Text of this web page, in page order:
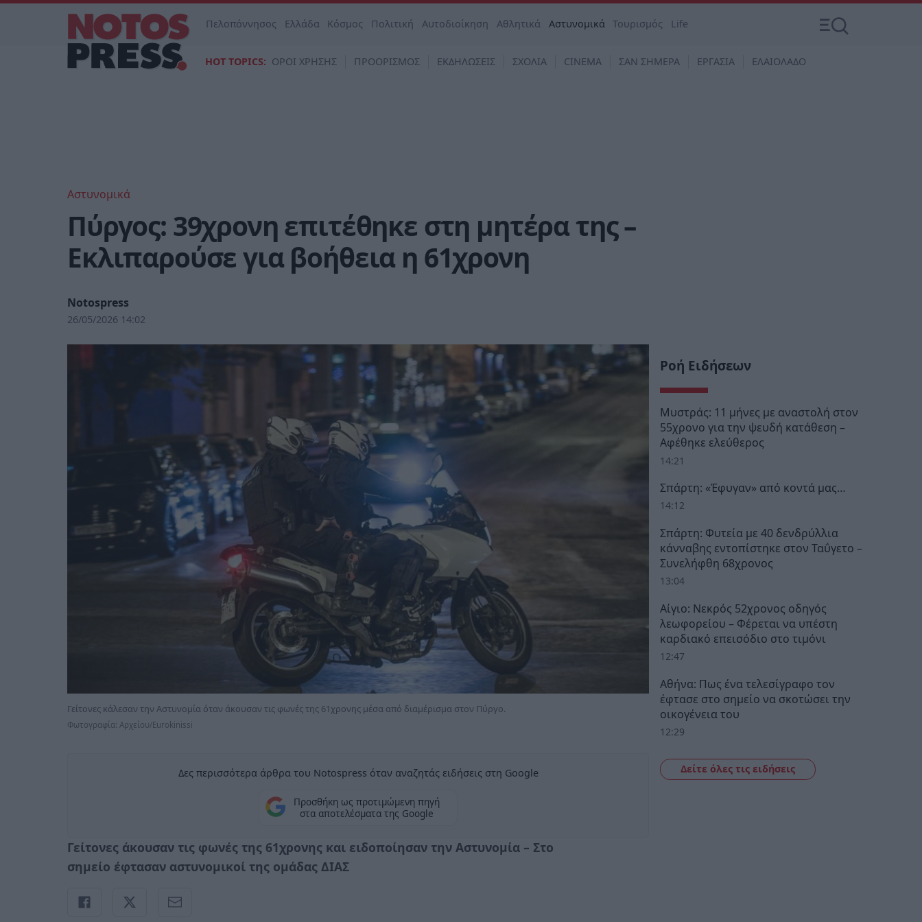
Πελοπόννησος Ελλάδα Κόσμος Πολιτική Αυτοδιοίκηση Αθλητικά Αστυνομικά Τουρισμός Life
HOT TOPICS: ΟΡΟΙ ΧΡΗΣΗΣ ΠΡΟΟΡΙΣΜΟΣ ΕΚΔΗΛΩΣΕΙΣ ΣΧΟΛΙΑ CINEMA ΣΑΝ ΣΗΜΕΡΑ ΕΡΓΑΣΙΑ ΕΛΑΙΟΛΑΔΟ
Αστυνομικά
Πύργος: 39χρονη επιτέθηκε στη μητέρα της –
Εκλιπαρούσε για βοήθεια η 61χρονη
Notospress
26/05/2026 14:02
Γείτονες κάλεσαν την Αστυνομία όταν άκουσαν τις φωνές της 61χρονης μέσα από διαμέρισμα στον Πύργο.
Φωτογραφία: Aρχείου/Eurokinissi
Δες περισσότερα άρθρα του Notospress όταν αναζητάς ειδήσεις στη Google
Προσθήκη ως προτιμώμενη πηγή
στα αποτελέσματα της Google
Γείτονες άκουσαν τις φωνές της 61χρονης και ειδοποίησαν την Αστυνομία – Στο
σημείο έφτασαν αστυνομικοί της ομάδας ΔΙΑΣ
Ροή Ειδήσεων
Μυστράς: 11 μήνες με αναστολή στον
55χρονο για την ψευδή κατάθεση –
Αφέθηκε ελεύθερος
14:21
Σπάρτη: «Έφυγαν» από κοντά μας…
14:12
Σπάρτη: Φυτεία με 40 δενδρύλλια
κάνναβης εντοπίστηκε στον Ταΰγετο –
Συνελήφθη 68χρονος
13:04
Αίγιο: Νεκρός 52χρονος οδηγός
λεωφορείου – Φέρεται να υπέστη
καρδιακό επεισόδιο στο τιμόνι
12:47
Αθήνα: Πως ένα τελεσίγραφο τον
έφτασε στο σημείο να σκοτώσει την
οικογένεια του
12:29
Δείτε όλες τις ειδήσεις